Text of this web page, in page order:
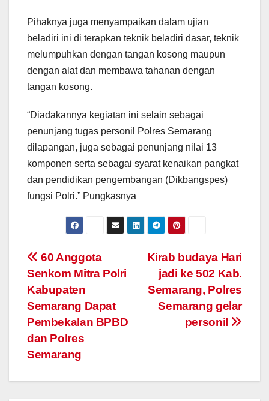
Pihaknya juga menyampaikan dalam ujian
beladiri ini di terapkan teknik beladiri dasar, teknik
melumpuhkan dengan tangan kosong maupun
dengan alat dan membawa tahanan dengan
tangan kosong.
“Diadakannya kegiatan ini selain sebagai
penunjang tugas personil Polres Semarang
dilapangan, juga sebagai penunjang nilai 13
komponen serta sebagai syarat kenaikan pangkat
dan pendidikan pengembangan (Dikbangspes)
fungsi Polri.” Pungkasnya
Post
navigation
Kirab budaya Hari
jadi ke 502 Kab.
Semarang, Polres
Semarang gelar
personil
60 Anggota
Senkom Mitra Polri
Kabupaten
Semarang Dapat
Pembekalan BPBD
dan Polres
Semarang